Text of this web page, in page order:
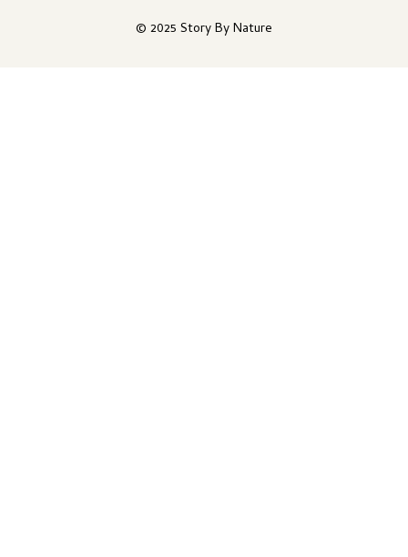
© 2025 Story By Nature